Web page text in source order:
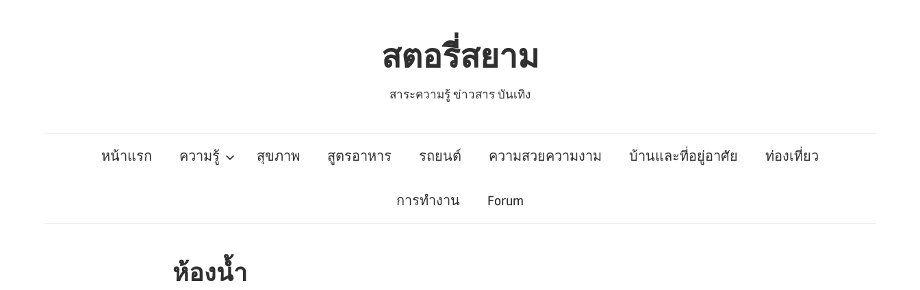
สตอรี่สยาม
สาระความรู้ ข่าวสาร บันเทิง
หน้าแรก ความรู้ สุขภาพ สูตรอาหาร รถยนต์ ความสวยความงาม บ้านและที่อยู่อาศัย ท่องเที่ยว
การทำงาน Forum
ห้องน้ำ